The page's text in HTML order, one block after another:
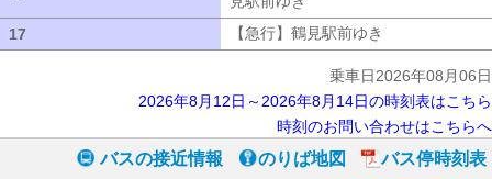
17
【急行】鶴見駅前ゆき
乗車日2026年08月06日
2026年8月12日～2026年8月14日の時刻表はこちら
時刻のお問い合わせはこちらへ
バスの接近情報 のりば地図
バス停時刻表